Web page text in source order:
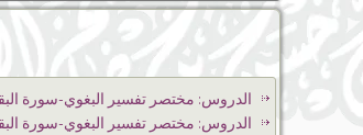
الدروس: مختصر تفسير البغوي-سورة
الدروس: مختصر تفسير البغوي-سورة